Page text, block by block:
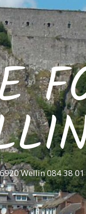
Wellin 084 38 01